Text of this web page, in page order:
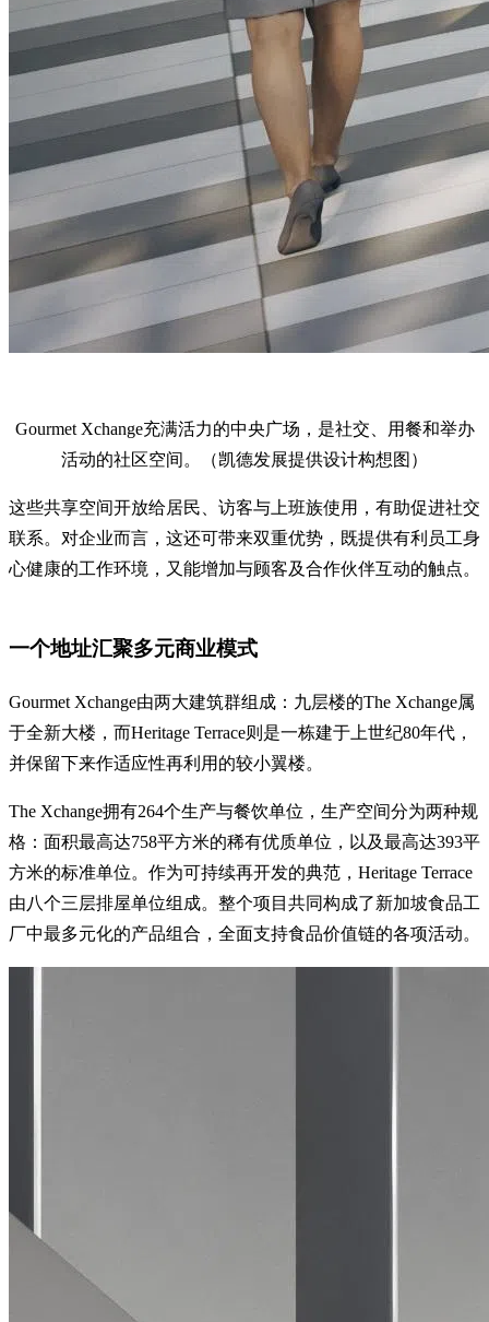
Gourmet Xchange充满活力的中央广场，是社交、用餐和举办
活动的社区空间。（凯德发展提供设计构想图）
这些共享空间开放给居民、访客与上班族使用，有助促进社交
联系。对企业而言，这还可带来双重优势，既提供有利员工身
心健康的工作环境，又能增加与顾客及合作伙伴互动的触点。
一个地址汇聚多元商业模式
Gourmet Xchange由两大建筑群组成：九层楼的The Xchange属
于全新大楼，而Heritage Terrace则是一栋建于上世纪80年代，
并保留下来作适应性再利用的较小翼楼。
The Xchange拥有264个生产与餐饮单位，生产空间分为两种规
格：面积最高达758平方米的稀有优质单位，以及最高达393平
方米的标准单位。作为可持续再开发的典范，Heritage Terrace
由八个三层排屋单位组成。整个项目共同构成了新加坡食品工
厂中最多元化的产品组合，全面支持食品价值链的各项活动。